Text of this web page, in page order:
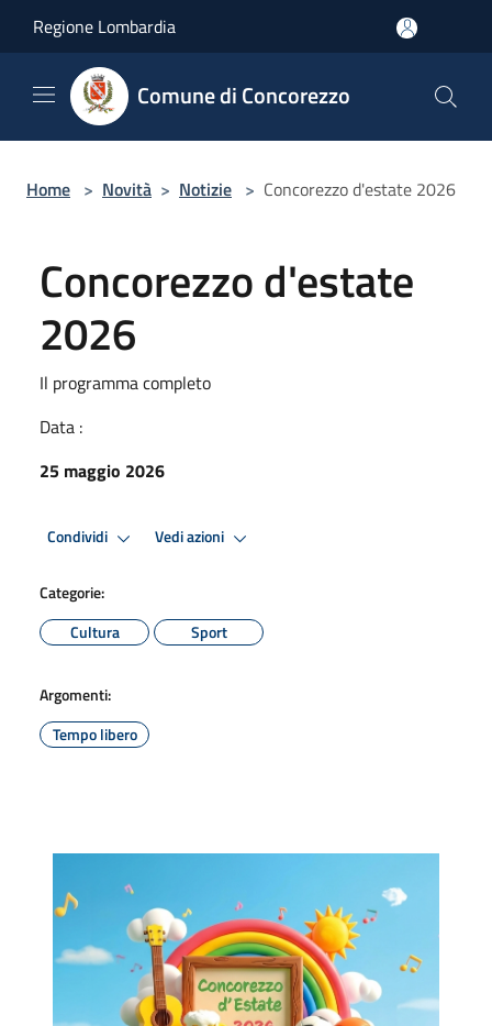
Regione Lombardia
Comune di Concorezzo
Home > Novità > Notizie > Concorezzo d'estate 2026
Concorezzo d'estate
2026
Il programma completo
Data :
25 maggio 2026
Condividi Vedi azioni
Categorie:
Cultura
Sport
Argomenti:
Tempo libero